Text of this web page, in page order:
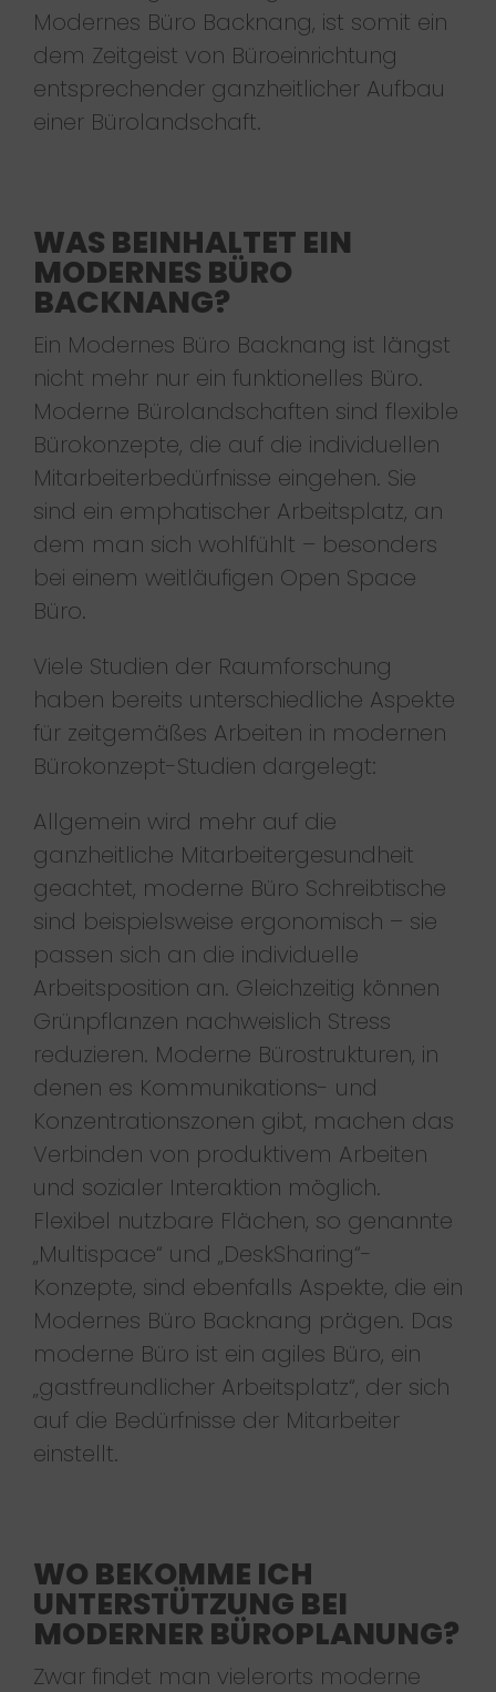
Modernes Büro Backnang, ist somit ein
dem Zeitgeist von Büroeinrichtung
entsprechender ganzheitlicher Aufbau
einer Bürolandschaft.
WAS BEINHALTET EIN
MODERNES BÜRO
BACKNANG?
Ein Modernes Büro Backnang ist längst
nicht mehr nur ein funktionelles Büro.
Moderne Bürolandschaften sind flexible
Bürokonzepte, die auf die individuellen
Mitarbeiterbedürfnisse eingehen. Sie
sind ein emphatischer Arbeitsplatz, an
dem man sich wohlfühlt – besonders
bei einem weitläufigen Open Space
Büro.
Viele Studien der Raumforschung
haben bereits unterschiedliche Aspekte
für zeitgemäßes Arbeiten in modernen
Bürokonzept-Studien dargelegt:
Allgemein wird mehr auf die
ganzheitliche Mitarbeitergesundheit
geachtet, moderne Büro Schreibtische
sind beispielsweise ergonomisch – sie
passen sich an die individuelle
Arbeitsposition an. Gleichzeitig können
Grünpflanzen nachweislich Stress
reduzieren. Moderne Bürostrukturen, in
denen es Kommunikations- und
Konzentrationszonen gibt, machen das
Verbinden von produktivem Arbeiten
und sozialer Interaktion möglich.
Flexibel nutzbare Flächen, so genannte
„Multispace“ und „DeskSharing“-
Konzepte, sind ebenfalls Aspekte, die ein
Modernes Büro Backnang prägen. Das
moderne Büro ist ein agiles Büro, ein
„gastfreundlicher Arbeitsplatz“, der sich
auf die Bedürfnisse der Mitarbeiter
einstellt.
WO BEKOMME ICH
UNTERSTÜTZUNG BEI
MODERNER BÜROPLANUNG?
Zwar findet man vielerorts moderne